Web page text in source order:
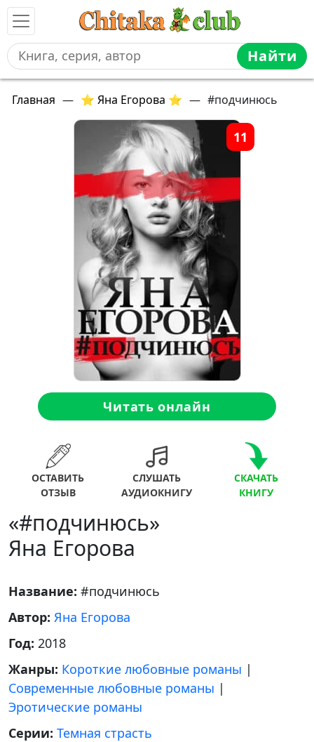
Найти
Главная — ⭐ Яна Егорова ⭐ — #подчинюсь
11
Читать онлайн
ОСТАВИТЬ
ОТЗЫВ
СЛУШАТЬ
АУДИОКНИГУ
СКАЧАТЬ
КНИГУ
«#подчинюсь»
Яна Егорова
Название: #подчинюсь
Автор: Яна Егорова
Год: 2018
Жанры: Короткие любовные романы |
Современные любовные романы |
Эротические романы
Серии: Темная страсть